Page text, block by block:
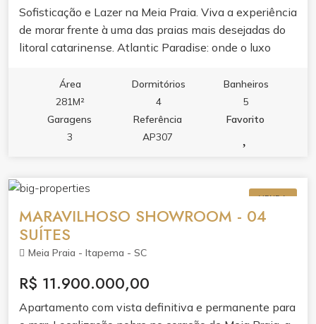
Sofisticação e Lazer na Meia Praia. Viva a experiência
de morar frente à uma das praias mais desejadas do
litoral catarinense. Atlantic Paradise: onde o luxo
Área
281M²
Dormitórios
4
Banheiros
5
Garagens
3
Referência
AP307
Favorito
VENDA
MARAVILHOSO SHOWROOM - 04
SUÍTES
Meia Praia - Itapema - SC
R$ 11.900.000,00
Apartamento com vista definitiva e permanente para